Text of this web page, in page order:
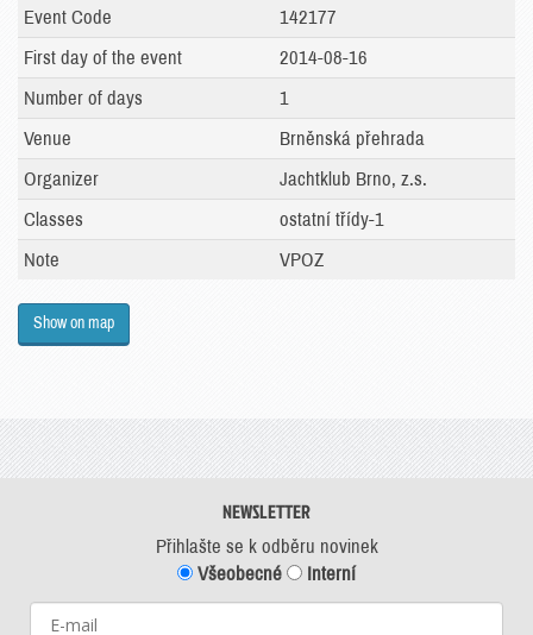
Event Code
142177
First day of the event
2014-08-16
Number of days
1
Venue
Brněnská přehrada
Organizer
Jachtklub Brno, z.s.
Classes
ostatní třídy-1
Note
VPOZ
Show on map
NEWSLETTER
Přihlašte se k odběru novinek
Všeobecné
Interní